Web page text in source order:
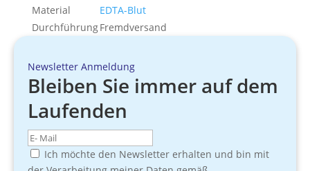
Material
EDTA-Blut
DurchführungFremdversand
Newsletter Anmeldung
Bleiben Sie immer auf dem
Laufenden
Ich möchte den Newsletter erhalten und bin mit